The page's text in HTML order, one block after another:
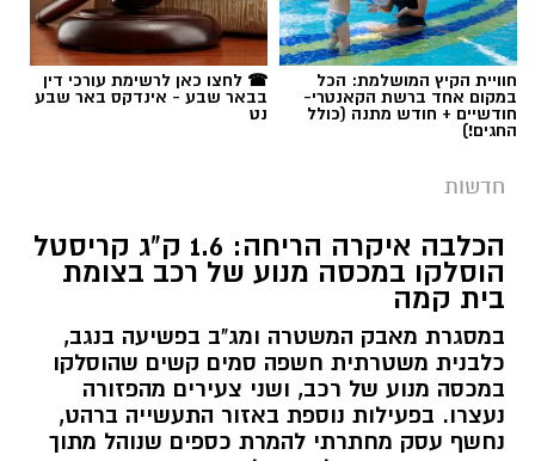
חוויית הקיץ המושלמת: הכל
במקום אחד ברשת הקאנטרי-
חודשיים + חודש מתנה (כולל
החגים!)
☎ לחצו כאן לרשימת עורכי דין
בבאר שבע - אינדקס באר שבע
נט
חדשות
הכלבה איקרה הריחה: 1.6 ק"ג קריסטל
הוסלקו במכסה מנוע של רכב בצומת
בית קמה
במסגרת מאבק המשטרה ומג"ב בפשיעה בנגב,
כלבנית משטרתית חשפה סמים קשים שהוסלקו
במכסה מנוע של רכב, ושני צעירים מהפזורה
נעצרו. בפעילות נוספת באזור התעשייה ברהט,
נחשף עסק מחתרתי להמרת כספים שנוהל מתוך